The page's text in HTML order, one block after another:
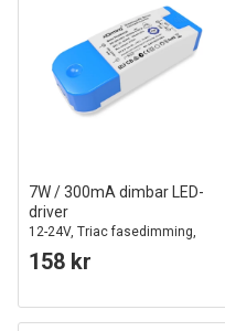
7W / 300mA dimbar LED-
driver
12-24V, Triac fasedimming,
flicker free
158 kr